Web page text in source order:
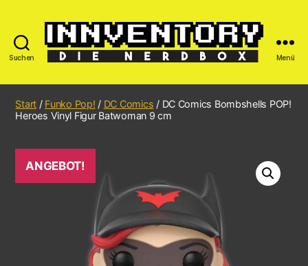
Suchen Menü
Start / Funko Pop! / DC Comics / DC Comics Bombshells POP!
Heroes Vinyl Figur Batwoman 9 cm
ANGEBOT!